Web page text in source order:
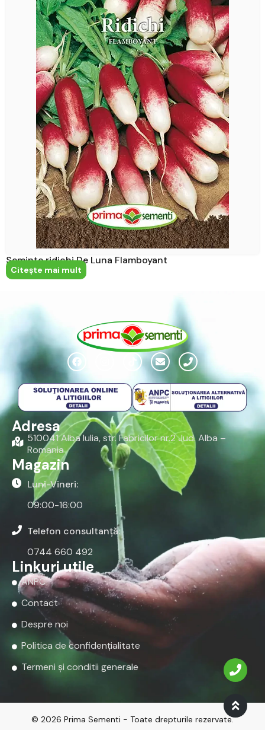
Seminte ridichi De Luna Flamboyant
Citeşte mai mult
Adresa
510041 Alba Iulia, str. Fabricilor nr.2 Jud. Alba –
Romania
Magazin
Luni-Vineri:
09:00-16:00
Telefon consultanță:
0744 660 492
Linkuri utile
ANPC
Contact
Despre noi
Politica de confidențialitate
Termeni și conditii generale
© 2026 Prima Sementi - Toate drepturile rezervate.